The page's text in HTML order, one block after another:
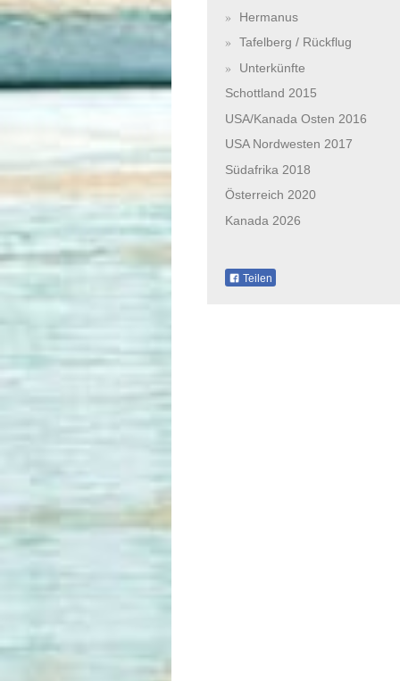
Hermanus
Tafelberg / Rückflug
Unterkünfte
Schottland 2015
USA/Kanada Osten 2016
USA Nordwesten 2017
Südafrika 2018
Österreich 2020
Kanada 2026
Teilen